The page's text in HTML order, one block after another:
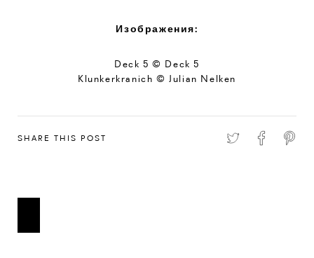
Изображения:
Deck 5 © Deck 5
Klunkerkranich © Julian Nelken
SHARE THIS POST